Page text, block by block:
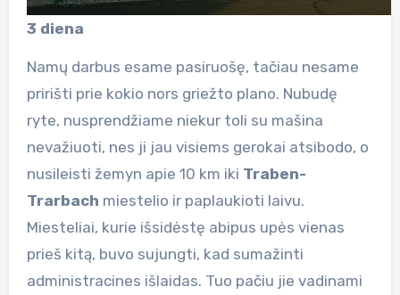
3 diena
Namų darbus esame pasiruošę, tačiau nesame
pririšti prie kokio nors griežto plano. Nubudę
ryte, nusprendžiame niekur toli su mašina
nevažiuoti, nes ji jau visiems gerokai atsibodo, o
nusileisti žemyn apie 10 km iki Traben-
Trarbach miestelio ir paplaukioti laivu.
Miesteliai, kurie išsidėstę abipus upės vienas
prieš kitą, buvo sujungti, kad sumažinti
administracines išlaidas. Tuo pačiu jie vadinami